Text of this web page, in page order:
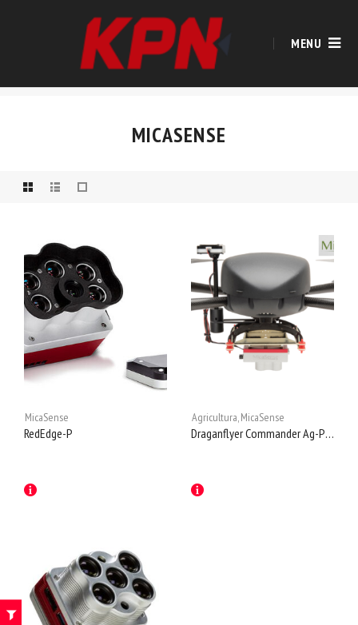
MENU
MICASENSE
MicaSense
RedEdge-P
Agricultura,MicaSense
Draganflyer Commander Ag-Pro